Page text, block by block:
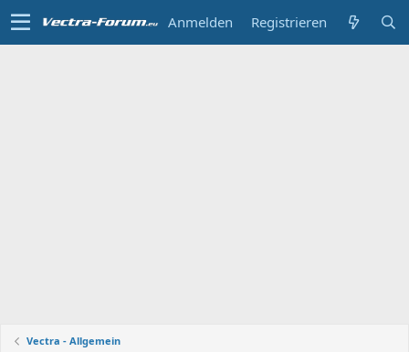
Anmelden Registrieren
Vectra - Allgemein